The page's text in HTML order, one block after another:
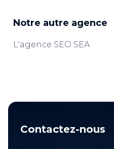
Contactez-nous
Notre autre agence
L'agence SEO SEA